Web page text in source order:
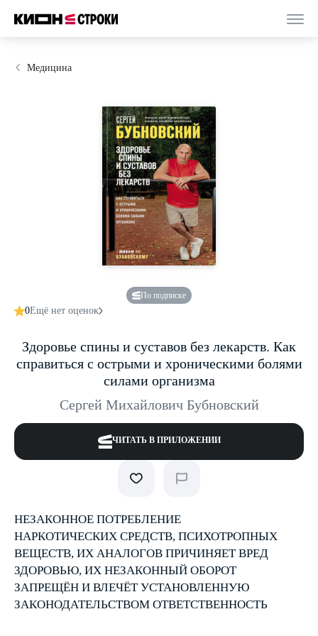
Медицина
По подписке
0Ещё нет оценок
Здоровье спины и суставов без лекарств. Как
справиться с острыми и хроническими болями
силами организма
Сергей Михайлович Бубновский
ЧИТАТЬ В ПРИЛОЖЕНИИ
НЕЗАКОННОЕ ПОТРЕБЛЕНИЕ
НАРКОТИЧЕСКИХ СРЕДСТВ, ПСИХОТРОПНЫХ
ВЕЩЕСТВ, ИХ АНАЛОГОВ ПРИЧИНЯЕТ ВРЕД
ЗДОРОВЬЮ, ИХ НЕЗАКОННЫЙ ОБОРОТ
ЗАПРЕЩЁН И ВЛЕЧЁТ УСТАНОВЛЕННУЮ
ЗАКОНОДАТЕЛЬСТВОМ ОТВЕТСТВЕННОСТЬ